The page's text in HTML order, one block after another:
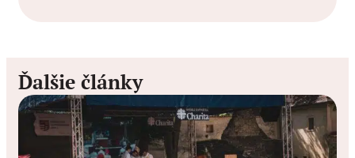
Ďalšie články